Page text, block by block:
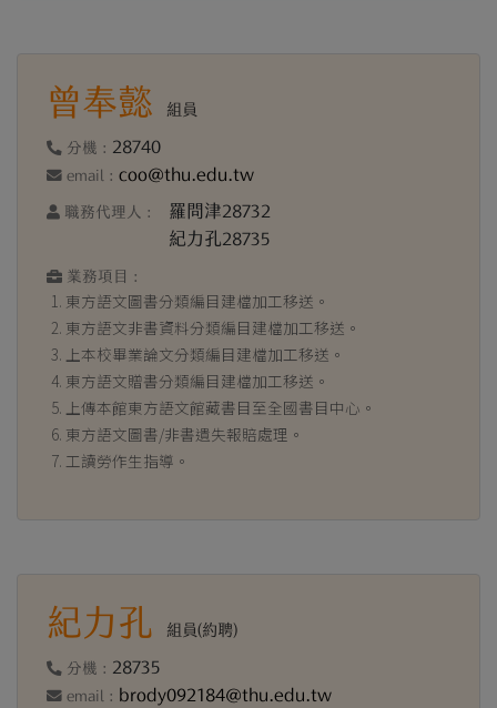
曾奉懿 組員
分機 : 28740
email :coo@thu.edu.tw
職務代理人 :
羅問津28732
紀力孔28735
業務項目 :
東方語文圖書分類編目建檔加工移送。
東方語文非書資料分類編目建檔加工移送。
上本校畢業論文分類編目建檔加工移送。
東方語文贈書分類編目建檔加工移送。
上傳本館東方語文館藏書目至全國書目中心。
東方語文圖書/非書遺失報賠處理。
工讀勞作生指導。
紀力孔 組員(約聘)
分機 : 28735
email : brody092184@thu.edu.tw